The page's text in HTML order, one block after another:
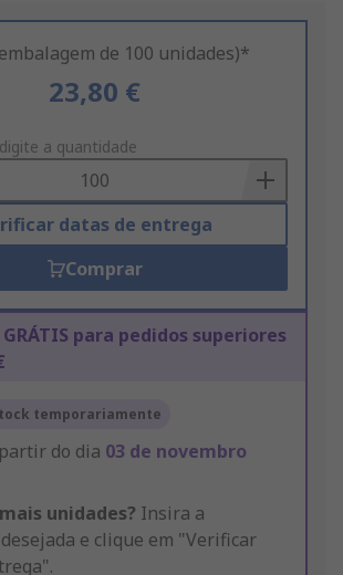
de 100 unidades)*
23,80 €
a quantidade
datas de entrega
Comprar
para pedidos superiores
temporariamente
do dia 03 de novembro
unidades? Insira a
e clique em "Verificar